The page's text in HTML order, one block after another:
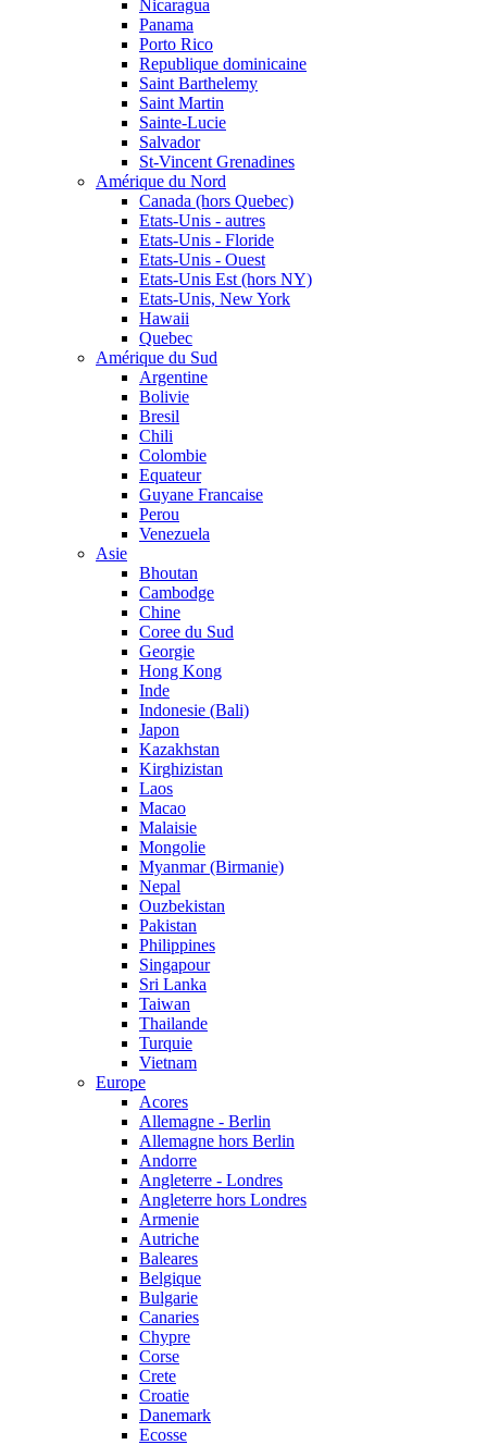
Nicaragua
Panama
Porto Rico
Republique dominicaine
Saint Barthelemy
Saint Martin
Sainte-Lucie
Salvador
St-Vincent Grenadines
Amérique du Nord
Canada (hors Quebec)
Etats-Unis - autres
Etats-Unis - Floride
Etats-Unis - Ouest
Etats-Unis Est (hors NY)
Etats-Unis, New York
Hawaii
Quebec
Amérique du Sud
Argentine
Bolivie
Bresil
Chili
Colombie
Equateur
Guyane Francaise
Perou
Venezuela
Asie
Bhoutan
Cambodge
Chine
Coree du Sud
Georgie
Hong Kong
Inde
Indonesie (Bali)
Japon
Kazakhstan
Kirghizistan
Laos
Macao
Malaisie
Mongolie
Myanmar (Birmanie)
Nepal
Ouzbekistan
Pakistan
Philippines
Singapour
Sri Lanka
Taiwan
Thailande
Turquie
Vietnam
Europe
Acores
Allemagne - Berlin
Allemagne hors Berlin
Andorre
Angleterre - Londres
Angleterre hors Londres
Armenie
Autriche
Baleares
Belgique
Bulgarie
Canaries
Chypre
Corse
Crete
Croatie
Danemark
Ecosse